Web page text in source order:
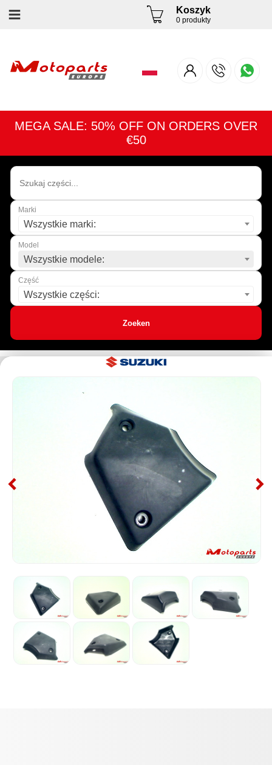
Koszyk
0 produkty
MEGA SALE: 50% OFF ON ORDERS OVER
€50
Marki
Wszystkie marki:
Model
Wszystkie modele:
Część
Wszystkie części:
Zoeken